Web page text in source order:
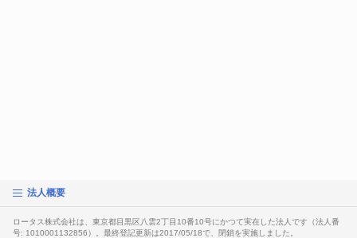
法人概要
ロータス株式会社は、東京都目黒区八雲2丁目10番10号にかつて実在した法人です（法人番
号: 1010001132856）。最終登記更新は2017/05/18で、閉鎖を実施しました。